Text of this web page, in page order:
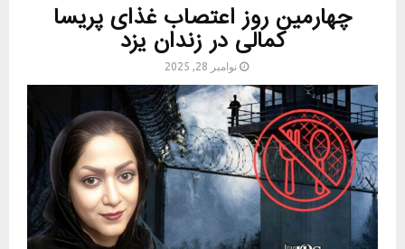
چهارمین روز اعتصاب غذای پریسا
کمالی در زندان یزد
نوامبر 28, 2025